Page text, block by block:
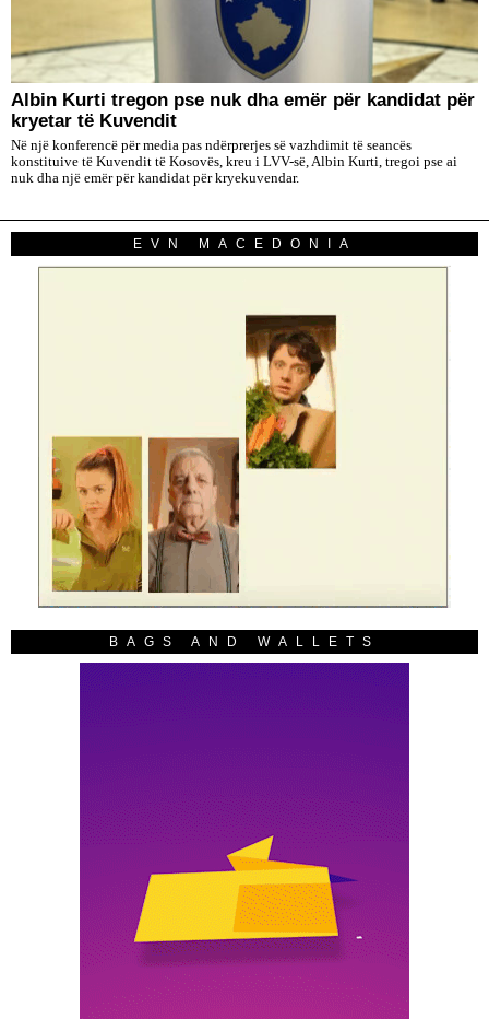
Albin Kurti tregon pse nuk dha emër për kandidat për
kryetar të Kuvendit
Në një konferencë për media pas ndërprerjes së vazhdimit të seancës
konstituive të Kuvendit të Kosovës, kreu i LVV-së, Albin Kurti, tregoi pse ai
nuk dha një emër për kandidat për kryekuvendar.
EVN MACEDONIA
BAGS AND WALLETS